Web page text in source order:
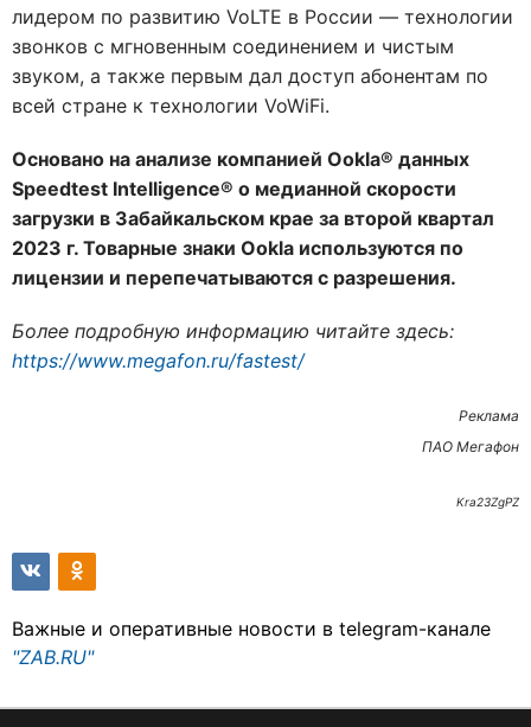
лидером по развитию VoLTE в России — технологии
звонков с мгновенным соединением и чистым
звуком, а также первым дал доступ абонентам по
всей стране к технологии VoWiFi.
Основано на анализе компанией Ookla® данных
Speedtest Intelligence® о медианной скорости
загрузки в Забайкальском крае за второй квартал
2023 г. Товарные знаки Ookla используются по
лицензии и перепечатываются с разрешения.
Более подробную информацию читайте здесь:
https://www.megafon.ru/fastest/
Реклама
ПАО Мегафон
Kra23ZgPZ
Важные и оперативные новости в telegram-канале
"ZAB.RU"